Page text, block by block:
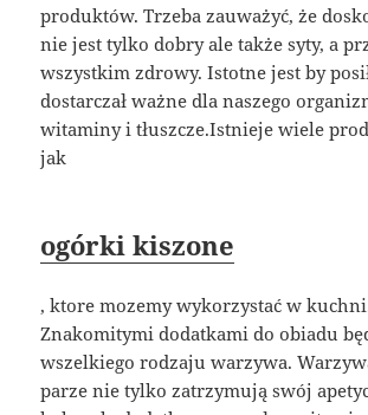
produktów. Trzeba zauważyć, że
nie jest tylko dobry ale także syty, a
wszystkim zdrowy. Istotne jest by
dostarczał ważne dla naszego
witaminy i tłuszcze.Istnieje wiele
jak
ogórki kiszone
, ktore mozemy wykorzystać w
Znakomitymi dodatkami do obiadu
wszelkiego rodzaju warzywa.
parze nie tylko zatrzymują swój